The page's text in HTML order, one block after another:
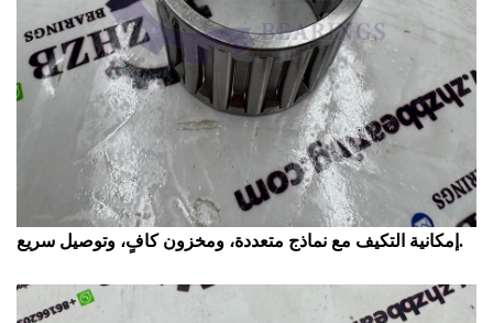
إمكانية التكيف مع نماذج متعددة، ومخزون كافٍ، وتوصيل سريع.